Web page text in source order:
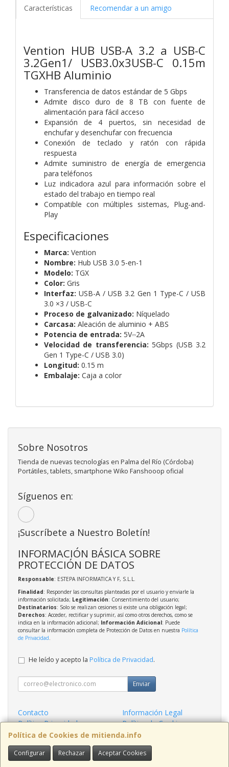
Características Recomendar a un amigo
Vention HUB USB-A 3.2 a USB-C
3.2Gen1/ USB3.0x3USB-C 0.15m
TGXHB Aluminio
Transferencia de datos estándar de 5 Gbps
Admite disco duro de 8 TB con fuente de
alimentación para fácil acceso
Expansión de 4 puertos, sin necesidad de
enchufar y desenchufar con frecuencia
Conexión de teclado y ratón con rápida
respuesta
Admite suministro de energía de emergencia
para teléfonos
Luz indicadora azul para información sobre el
estado del trabajo en tiempo real
Compatible con múltiples sistemas, Plug-and-
Play
Especificaciones
Marca: Vention
Nombre: Hub USB 3.0 5-en-1
Modelo: TGX
Color: Gris
Interfaz: USB-A / USB 3.2 Gen 1 Type-C / USB
3.0 ×3 / USB-C
Proceso de galvanizado: Níquelado
Carcasa: Aleación de aluminio + ABS
Potencia de entrada: 5V⎓2A
Velocidad de transferencia: 5Gbps (USB 3.2
Gen 1 Type-C / USB 3.0)
Longitud: 0.15 m
Embalaje: Caja a color
Política de Cookies de mitienda.info
Configurar Rechazar Aceptar Cookies
Sobre Nosotros
Tienda de nuevas tecnologías en Palma del Río (Córdoba)
Portátiles, tablets, smartphone Wiko Fanshooop oficial
Síguenos en:
¡Suscríbete a Nuestro Boletín!
INFORMACIÓN BÁSICA SOBRE
PROTECCIÓN DE DATOS
Responsable: ESTEPA INFORMATICA Y F, S.L.L.
Finalidad: Responder las consultas planteadas por el usuario y enviarle la
información solicitada; Legitimación: Consentimiento del usuario;
Destinatarios: Solo se realizan cesiones si existe una obligación legal;
Derechos: Acceder, rectificar y suprimir, así como otros derechos, como se
indica en la información adicional; Información Adicional: Puede
consultar la información completa de Protección de Datos en nuestra Política
de Privacidad
He leído y acepto la Política de Privacidad.
Enviar
Contacto
Información Legal
Política Privacidad
Política de Cookies
Condiciones de Compra
Formas de Pago
Contacto